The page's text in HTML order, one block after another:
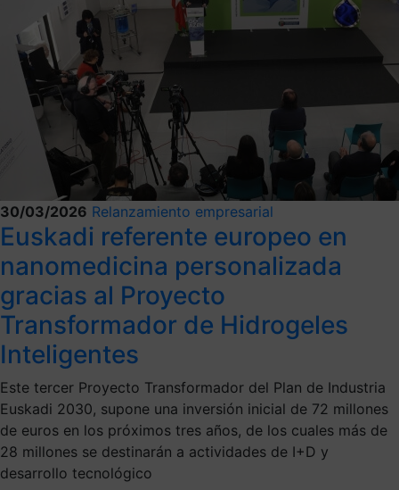
30/03/2026 Relanzamiento empresarial
Euskadi referente europeo en
nanomedicina personalizada
gracias al Proyecto
Transformador de Hidrogeles
Inteligentes
Este tercer Proyecto Transformador del Plan de Industria
Euskadi 2030, supone una inversión inicial de 72 millones
de euros en los próximos tres años, de los cuales más de
28 millones se destinarán a actividades de I+D y
desarrollo tecnológico